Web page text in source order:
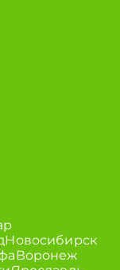
Новосибирск
Воронеж